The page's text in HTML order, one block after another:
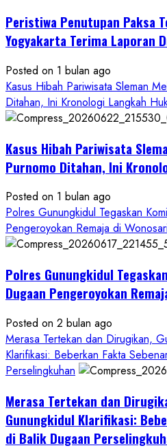
Anak
di
Aliansi
Janji
Kawal
Proses
Sampai
Tuntas
Peristiwa Penutupan Paksa
Yogyakarta Terima Laporan
Posted on 1 bulan ago
Kasus Hibah Pariwisata Sleman
Ditahan, Ini Kronologi Langkah
Kasus Hibah Pariwisata
Purnomo Ditahan, Ini
Posted on 1 bulan ago
Polres Gunungkidul Tegaskan
Pengeroyokan Remaja di Wonosari
Polres Gunungkidul
Dugaan Pengeroyokan
Posted on 2 bulan ago
Merasa Tertekan dan Dirugikan,
Klarifikasi: Beberkan Fakta
Perselingkuhan
Merasa Tertekan dan
Gunungkidul Klarifikasi:
di Balik Dugaan